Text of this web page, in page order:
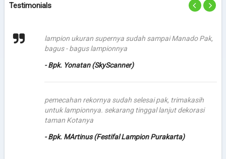
Testimonials
lampion ukuran supernya sudah sampai Manado Pak,
bagus - bagus lampionnya
- Bpk. Yonatan (SkyScanner)
pemecahan rekornya sudah selesai pak, trimakasih
untuk lampionnya. sekarang tinggal lanjut dekorasi
taman Kotanya
- Bpk. MArtinus (Festifal Lampion Purakarta)